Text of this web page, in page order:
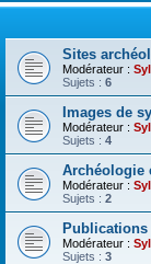
Sites
Modérateur :
Sujets : 6
Images de
Modérateur :
Sujets : 4
Archéologie
Modérateur :
Sujets : 2
Publications
Modérateur :
Sujets : 3